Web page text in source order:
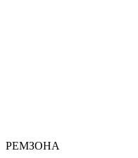
РЕМЗОНА